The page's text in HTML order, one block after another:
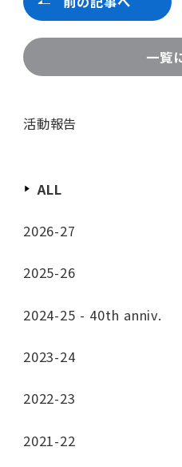
一覧
活動報告
ALL
2026-27
2025-26
2024-25 - 40th anniv.
2023-24
2022-23
2021-22